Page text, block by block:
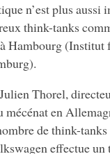
n’est plus
think-tanks
Hambourg
Thorel,
en
de think-tanks
effectue un